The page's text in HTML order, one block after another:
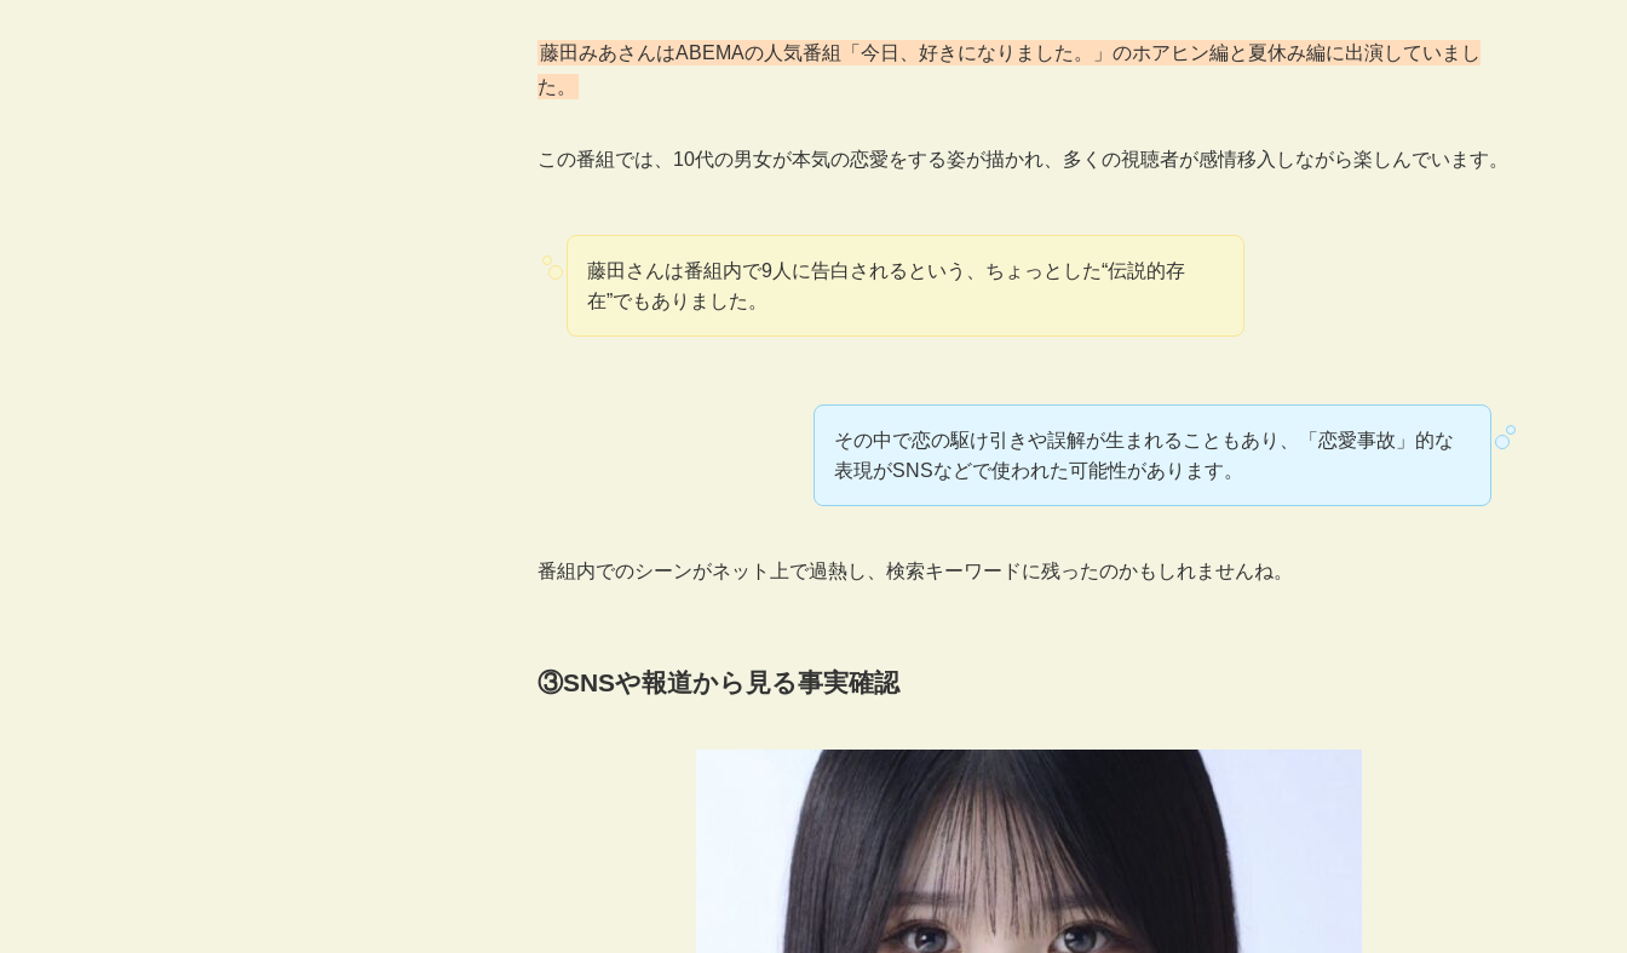
藤田みあさんはABEMAの人気番組「今日、好きになりました。」のホアヒン編と夏休み編に出演していまし
た。
この番組では、10代の男女が本気の恋愛をする姿が描かれ、多くの視聴者が感情移入しながら楽しんでいます。
藤田さんは番組内で9人に告白されるという、ちょっとした“伝説的存
在”でもありました。
その中で恋の駆け引きや誤解が生まれることもあり、「恋愛事故」的な
表現がSNSなどで使われた可能性があります。
番組内でのシーンがネット上で過熱し、検索キーワードに残ったのかもしれませんね。
③SNSや報道から見る事実確認